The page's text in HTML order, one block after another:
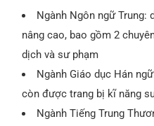
Ngành Ngôn ngữ Trung:
nâng cao, bao gồm 2
dịch và sư phạm
Ngành Giáo dục Hán
còn được trang bị kĩ năng
Ngành Tiếng Trung